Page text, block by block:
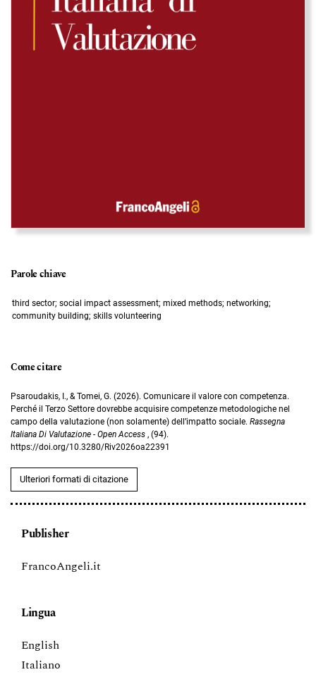
Parole chiave
third sector; social impact assessment; mixed methods; networking;
community building; skills volunteering
Come citare
Psaroudakis, I., & Tomei, G. (2026). Comunicare il valore con competenza.
Perché il Terzo Settore dovrebbe acquisire competenze metodologiche nel
campo della valutazione (non solamente) dell’impatto sociale. Rassegna
Italiana Di Valutazione - Open Access , (94).
https://doi.org/10.3280/Riv2026oa22391
Ulteriori formati di citazione
Publisher
FrancoAngeli.it
Lingua
English
Italiano